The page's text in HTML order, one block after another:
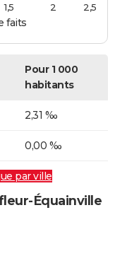
faits
1,5 2 2,5
Pour 1 000
habitants
2,31 ‰
0,00 ‰
par ville
Équainville